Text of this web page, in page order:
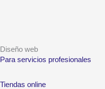
Diseño web
Para servicios profesionales
Tiendas online